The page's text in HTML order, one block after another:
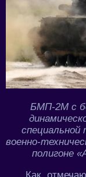
БМП-2М с
специальной
военно-
полигоне